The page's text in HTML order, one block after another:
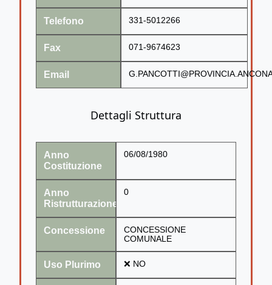
Telefono 331-5012266
Fax 071-9674623
Email
Dettagli Struttura
Anno
Costituzione
06/08/1980
Anno
Ristrutturazione
0
Concessione
CONCESSIONE
COMUNALE
Uso Plurimo ❌ NO